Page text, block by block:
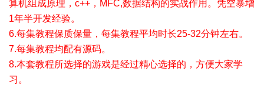
算机组成原理，c++，MFC,数据结构的实战作用。凭空暴增
1年半开发经验。
6.每集教程保质保量，每集教程平均时长25-32分钟左右。
7.每集教程均配有源码。
8.本套教程所选择的游戏是经过精心选择的，方便大家学
习。